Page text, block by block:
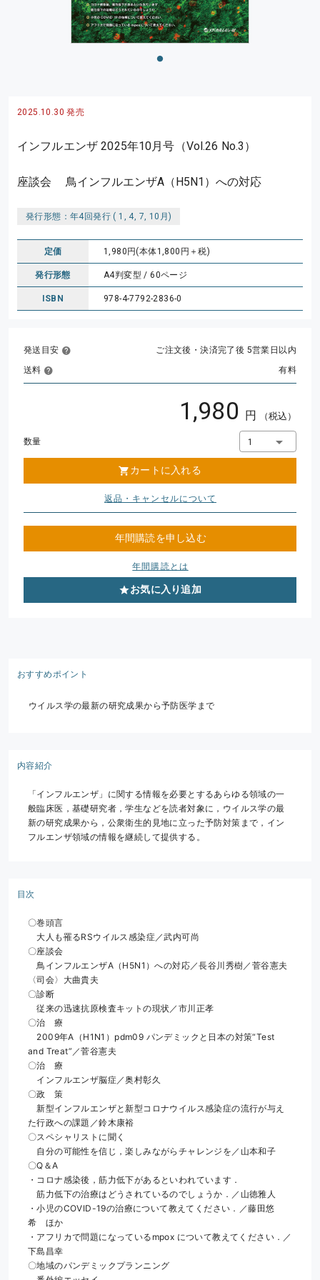
2025.10.30 発売
インフルエンザ 2025年10月号（Vol.26 No.3）
座談会 鳥インフルエンザA（H5N1）への対応
発行形態：年4回発行 ( 1, 4, 7, 10月)
定価 1,980円(本体1,800円＋税)
発行形態 A4判変型 / 60ページ
ISBN 978-4-7792-2836-0
発送目安
ご注文後・決済完了後 5営業日以内
送料
有料
1,980 円 （税込）
数量 1
カートに入れる
返品・キャンセルについて
年間購読を申し込む
年間購読とは
お気に入り追加
おすすめポイント
ウイルス学の最新の研究成果から予防医学まで
内容紹介
「インフルエンザ」に関する情報を必要とするあらゆる領域の一
般臨床医，基礎研究者，学生などを読者対象に，ウイルス学の最
新の研究成果から，公衆衛生的見地に立った予防対策まで，イン
フルエンザ領域の情報を継続して提供する。
目次
〇巻頭言
大人も罹るRSウイルス感染症／武内可尚
〇座談会
鳥インフルエンザA（H5N1）への対応／長谷川秀樹／菅谷憲夫
〈司会〉大曲貴夫
〇診断
従来の迅速抗原検査キットの現状／市川正孝
〇治　療
2009年A（H1N1）pdm09 パンデミックと日本の対策“Test
and Treat”／菅谷憲夫
〇治　療
インフルエンザ脳症／奥村彰久
〇政　策
新型インフルエンザと新型コロナウイルス感染症の流行が与え
た行政への課題／鈴木康裕
〇スペシャリストに聞く
自分の可能性を信じ，楽しみながらチャレンジを／山本和子
〇Q＆A
・コロナ感染後，筋力低下があるといわれています．
筋力低下の治療はどうされているのでしょうか．／山徳雅人
・小児のCOVID-19の治療について教えてください．／藤田悠
希　ほか
・アフリカで問題になっているmpox について教えてください．／
下島昌幸
〇地域のパンデミックプランニング